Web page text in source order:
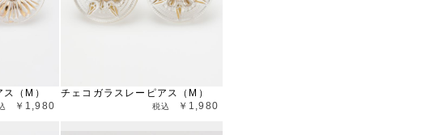
（M）
￥1,980
チェコガラスレーピアス（M）
￥1,980